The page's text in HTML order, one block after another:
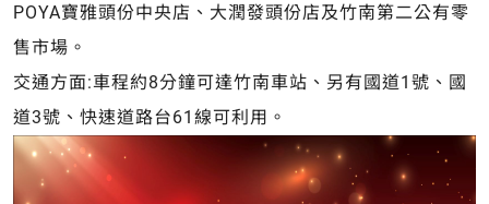
POYA寶雅頭份中央店、大潤發頭份店及竹南第二公有零
售市場。
交通方面:車程約8分鐘可達竹南車站、另有國道1號、國
道3號、快速道路台61線可利用。